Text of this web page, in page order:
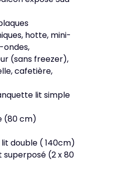
hotte, mini-
ondes,
(sans freezer),
cafetière,
lit simple
(80 cm)
double ( 140cm)
superposé (2 x 80